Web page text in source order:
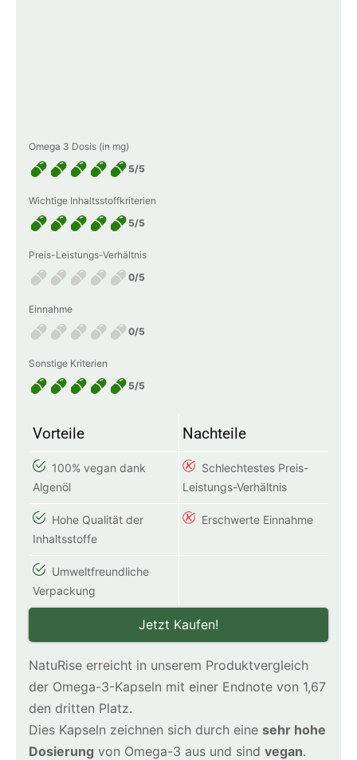
Omega 3 Dosis (in mg)
5/5
Wichtige Inhaltsstoffkriterien
5/5
Preis-Leistungs-Verhältnis
0/5
Einnahme
0/5
Sonstige Kriterien
5/5
Vorteile Nachteile
100% vegan dank
Algenöl
Schlechtestes Preis-
Leistungs-Verhältnis
Hohe Qualität der
Inhaltsstoffe
Erschwerte Einnahme
Umweltfreundliche
Verpackung
Jetzt Kaufen!
NatuRise erreicht in unserem Produktvergleich
der Omega-3-Kapseln mit einer Endnote von 1,67
den dritten Platz.
Dies Kapseln zeichnen sich durch eine sehr hohe
Dosierung von Omega-3 aus und sind vegan.